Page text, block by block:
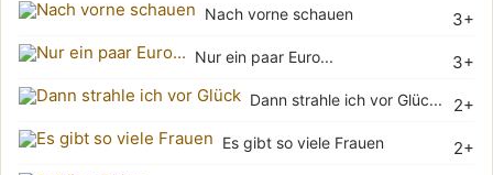
3+
Nach vorne schauen
3+
Nur ein paar Euro...
2+
Dann strahle ich vor Glüc...
2+
Es gibt so viele Frauen